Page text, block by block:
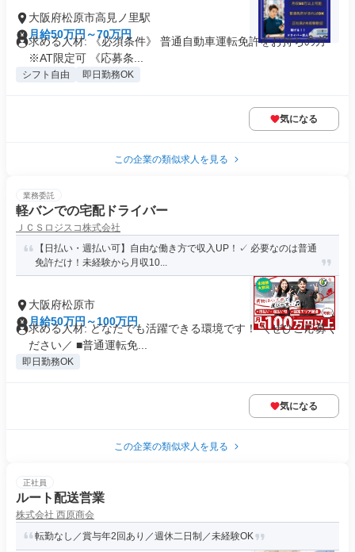
大阪府松原市高見ノ里駅
月給50万円～70万円
求める人材: 《必須条件》 普通自動車運転免許をお持ちの方
※AT限定可 《応募条...
シフト自由 即日勤務OK
気になる
この企業の類似求人を見る
業務委託
軽バンでの宅配ドライバー
ＪＣＳロジスコ株式会社
【日払い・週払い可】自由な働き方で収入UP！✓ 必要なのは普通
免許だけ！未経験から月収10...
大阪府松原市
月給50万円～100万円
求める人材: どなたでも活躍できる環境です！ ＼ぜひご応募く
ださい／ ■普通運転免...
即日勤務OK
気になる
この企業の類似求人を見る
正社員
ルート配送営業
株式会社 西原商会
転勤なし／賞与年2回あり／週休二日制／未経験OK